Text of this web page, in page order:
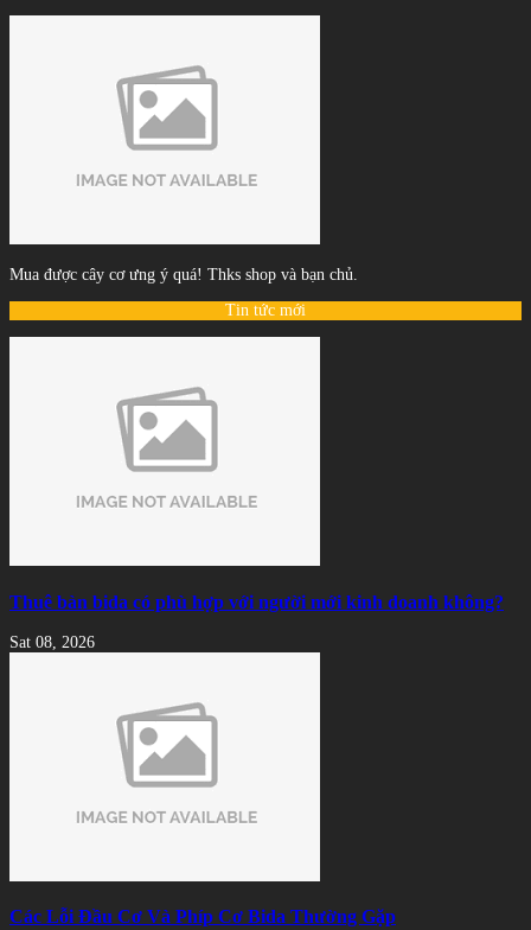
Mua được cây cơ ưng ý quá! Thks shop và bạn chủ.
Tin tức mới
Thuê bàn bida có phù hợp với người mới kinh doanh không?
Sat 08, 2026
Các Lỗi Đầu Cơ Và Phíp Cơ Bida Thường Gặp